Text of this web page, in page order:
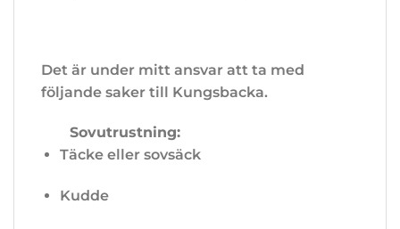
Det är under mitt ansvar att ta med
följande saker till Kungsbacka.
Sovutrustning:
Täcke eller sovsäck
Kudde